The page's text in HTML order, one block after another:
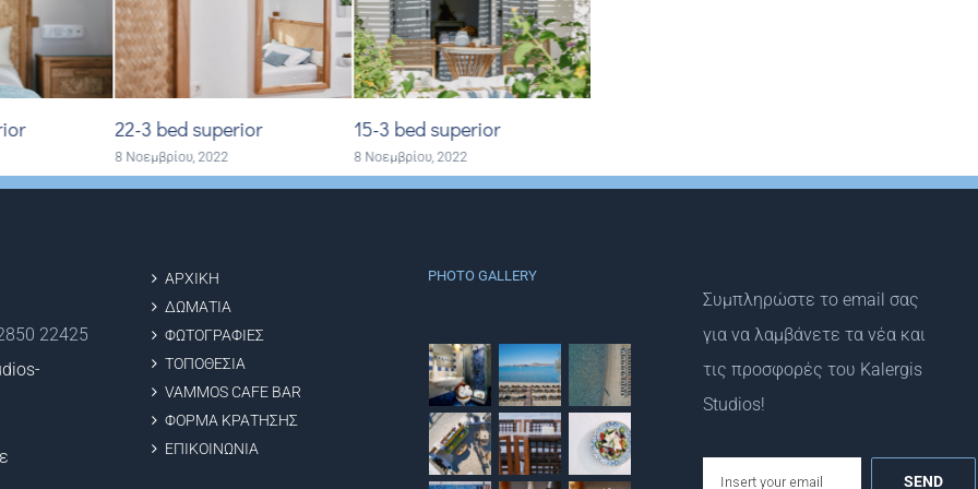
15-3 bed superior
8 Νοεμβρίου, 2022
24-3 bed superior
8 Νοεμβρίου, 2022
22425
ΑΡΧΙΚΗ
ΔΩΜΑΤΙΑ
ΦΩΤΟΓΡΑΦΙΕΣ
ΤΟΠΟΘΕΣΙΑ
VAMMOS CAFE BAR
ΦΟΡΜΑ ΚΡΑΤΗΣΗΣ
ΕΠΙΚΟΙΝΩΝΙΑ
PHOTO GALLERY
Συμπληρώστε το email σας
για να λαμβάνετε τα νέα και
τις προσφορές του Kalergis
Studios!
email